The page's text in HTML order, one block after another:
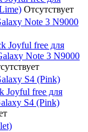
Отсутствует
Note 3 N9000
Joyful free для
Note 3 N9000
S4 (Pink)
Joyful free для
S4 (Pink)